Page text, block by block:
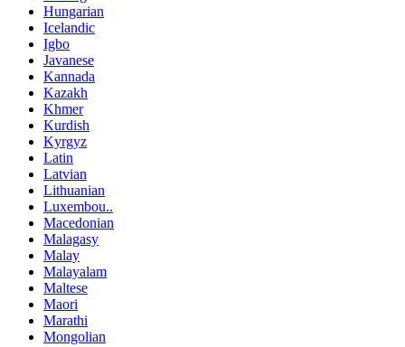
Hungarian
Icelandic
Igbo
Javanese
Kannada
Kazakh
Khmer
Kurdish
Kyrgyz
Latin
Latvian
Lithuanian
Luxembou..
Macedonian
Malagasy
Malay
Malayalam
Maltese
Maori
Marathi
Mongolian